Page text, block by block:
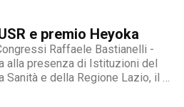
fragilità, all’integrazione e del
e premio Heyoka
Raffaele Bastianelli -
alla presenza di Istituzioni del
Sanità e della Regione Lazio, il 9